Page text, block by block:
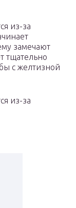
из-за
замечают
тщательно
с желтизной
из-за